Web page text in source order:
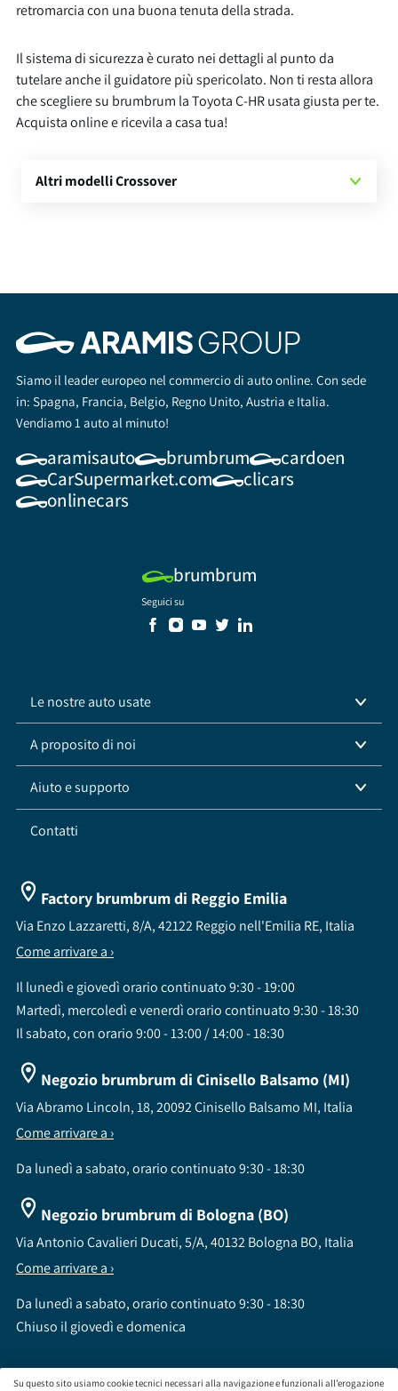
Su questo sito usiamo cookie tecnici necessari alla navigazione e funzionali all’erogazione
retromarcia con una buona tenuta della strada.
Il sistema di sicurezza è curato nei dettagli al punto da
tutelare anche il guidatore più spericolato. Non ti resta allora
che scegliere su brumbrum la Toyota C-HR usata giusta per te.
Acquista online e ricevila a casa tua!
Altri modelli Crossover
Siamo il leader europeo nel commercio di auto online. Con sede
in: Spagna, Francia, Belgio, Regno Unito, Austria e Italia.
Vendiamo 1 auto al minuto!
aramisauto brumbrum
cardoen
CarSupermarket.com
clicars
onlinecars
brumbrum
Seguici su
Le nostre auto usate
A proposito di noi
Aiuto e supporto
Contatti
Factory brumbrum di Reggio Emilia
Via Enzo Lazzaretti, 8/A, 42122 Reggio nell'Emilia RE, Italia
Come arrivare a ›
Il lunedì e giovedì orario continuato 9:30 - 19:00
Martedì, mercoledì e venerdì orario continuato 9:30 - 18:30
Il sabato, con orario 9:00 - 13:00 / 14:00 - 18:30
Negozio brumbrum di Cinisello Balsamo (MI)
Via Abramo Lincoln, 18, 20092 Cinisello Balsamo MI, Italia
Come arrivare a ›
Da lunedì a sabato, orario continuato 9:30 - 18:30
Negozio brumbrum di Bologna (BO)
Via Antonio Cavalieri Ducati, 5/A, 40132 Bologna BO, Italia
Come arrivare a ›
Da lunedì a sabato, orario continuato 9:30 - 18:30
Chiuso il giovedì e domenica